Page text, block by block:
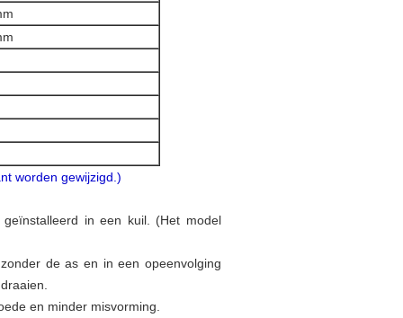
worden gewijzigd.)
in een kuil. (Het model
de as en in een opeenvolging
en minder misvorming.